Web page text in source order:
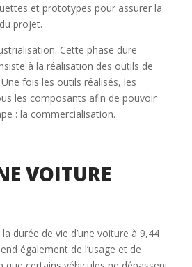
et prototypes pour assurer la
projet.
Cette phase dure
à la réalisation des outils de
fois les outils réalisés, les
les composants afin de pouvoir
: la commercialisation.
VOITURE
durée de vie d’une voiture à 9,44
également de l’usage et de